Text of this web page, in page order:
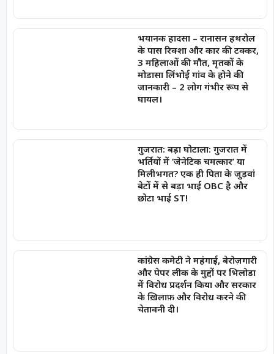
भयानक हादसा – रानासन हथरोल
के पास रिक्शा और कार की टक्कर,
3 महिलाओं की मौत, मृतकों के
मोडासा लिंभोई गांव के होने की
जानकारी – 2 लोग गंभीर रूप से
घायल।
गुजरात: बड़ा घोटाला: गुजरात में
भर्तियों में ‘जेनेटिक चमत्कार’ या
मिलीभगत? एक ही पिता के जुड़वां
बेटों में से बड़ा भाई OBC है और
छोटा भाई ST!
कांग्रेस कमेटी ने महंगाई, बेरोज़गारी
और पेपर लीक के मुद्दों पर भिलोडा
में विरोध प्रदर्शन किया और सरकार
के ख़िलाफ़ और विरोध करने की
चेतावनी दी।